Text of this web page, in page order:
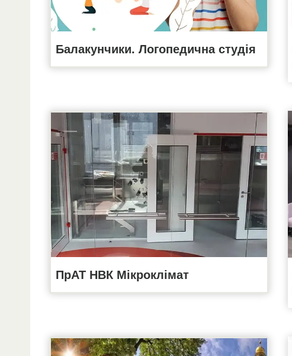
Балакунчики. Логопедична студія
ПрАТ НВК Мікроклімат